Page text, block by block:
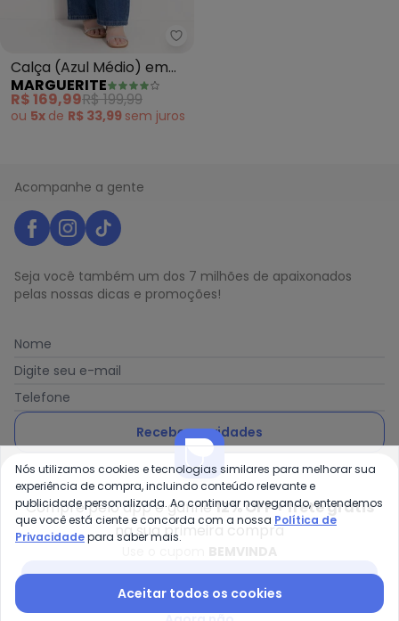
Marguerite - Calça (Azul
Calça (Azul Médio) em
Jeans
MARGUERITE
R$ 169,99R$ 199,99
ou 5x de R$ 33,99 sem juros
Acompanhe a gente
Seja você também um dos 7 milhões de apaixonados
pelas nossas dicas e promoções!
Nome
Digite seu e-mail
Telefone
Receber novidades
Ao enviar o cadastro, você concorda com a nossa Política
de Privacidade
Posthaus é uma marca da Posthaus Ltda / CNPJ:
80.462.138/0001-41
Endereço: Rua Werner Duwe, 202 Bairro Badenfurt -
Compre pelo app e ganhe12% OFF + frete grátis
na sua primeira compra
Nós utilizamos cookies e tecnologias similares para melhorar sua
experiência de compra, incluindo conteúdo relevante e
publicidade personalizada. Ao continuar navegando, entendemos
que você está ciente e concorda com a nossa Política de
Privacidadepara saber mais.
Aceitar todos os cookies